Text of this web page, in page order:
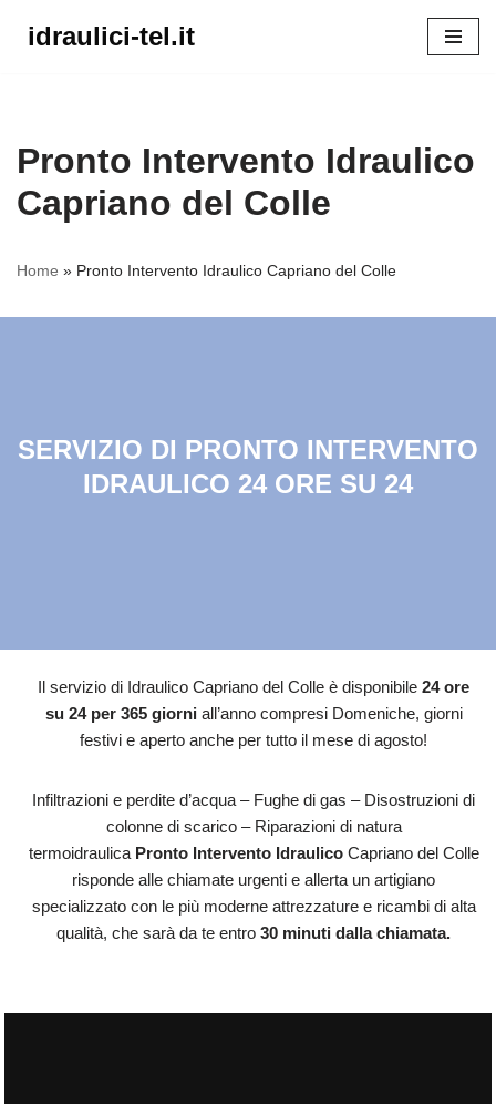
idraulici-tel.it
Home » Pronto Intervento Idraulico Capriano del Colle
Pronto Intervento Idraulico
Capriano del Colle
SERVIZIO DI PRONTO INTERVENTO
IDRAULICO 24 ORE SU 24
Il servizio di Idraulico Capriano del Colle è disponibile 24 ore
su 24 per 365 giorniall’anno compresi Domeniche, giorni
festivi e aperto anche per tutto il mese di agosto!
Infiltrazioni e perdite d’acqua – Fughe di gas – Disostruzioni di
colonne di scarico – Riparazioni di natura
termoidraulica Pronto Intervento IdraulicoCapriano del Colle
risponde alle chiamate urgenti e allerta un artigiano
specializzato con le più moderne attrezzature e ricambi di alta
qualità, che sarà da te entro 30 minuti dalla chiamata.